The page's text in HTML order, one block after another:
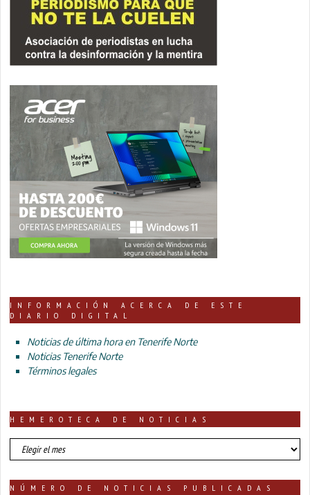
INFORMACIÓN ACERCA DE ESTE
DIARIO DIGITAL
Noticias de última hora en Tenerife Norte
Noticias Tenerife Norte
Términos legales
HEMEROTECA DE NOTICIAS
HEMEROTECA
DE
NÚMERO DE NOTICIAS PUBLICADAS